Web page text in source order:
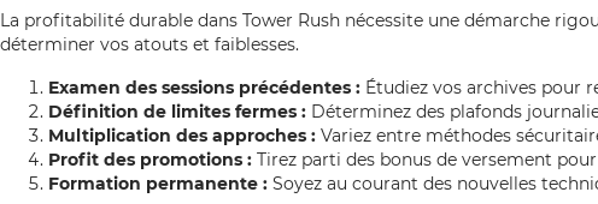
La profitabilité durable dans Tower Rush nécessite une démarche
déterminer vos atouts et faiblesses.
Examen des sessions précédentes : Étudiez vos archives pour
Définition de limites fermes : Déterminez des plafonds
Multiplication des approches : Variez entre méthodes
Profit des promotions : Tirez parti des bonus de versement
Formation permanente : Soyez au courant des nouvelles